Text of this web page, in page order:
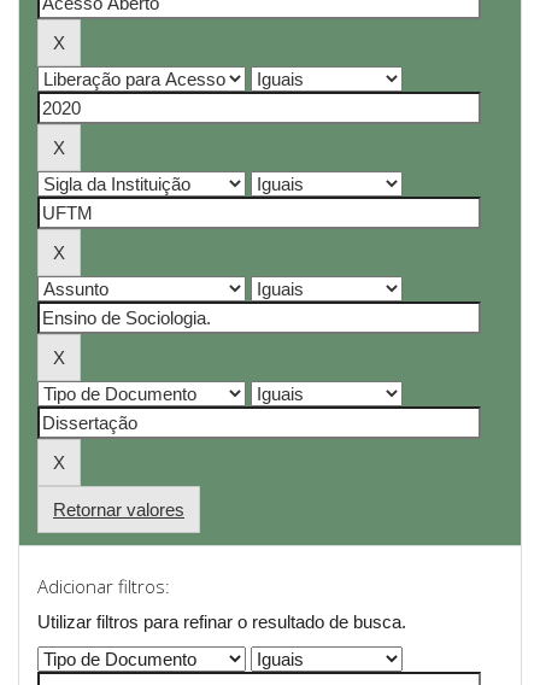
Retornar valores
Adicionar filtros:
Utilizar filtros para refinar o resultado de busca.